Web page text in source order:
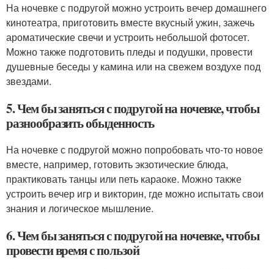
На ночевке с подругой можно устроить вечер домашнего
кинотеатра, приготовить вместе вкусный ужин, зажечь
ароматические свечи и устроить небольшой фотосет.
Можно также подготовить пледы и подушки, провести
душевные беседы у камина или на свежем воздухе под
звездами.
5. Чем бы заняться с подругой на ночевке, чтобы
разнообразить обыденность
На ночевке с подругой можно попробовать что-то новое
вместе, например, готовить экзотические блюда,
практиковать танцы или петь караоке. Можно также
устроить вечер игр и викторин, где можно испытать свои
знания и логическое мышление.
6. Чем бы заняться с подругой на ночевке, чтобы
провести время с пользой